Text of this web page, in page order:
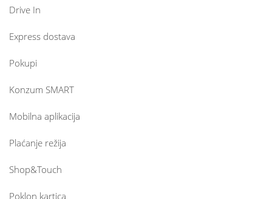
Drive In
Express dostava
Pokupi
Konzum SMART
Mobilna aplikacija
Plaćanje režija
Shop&Touch
Poklon kartica